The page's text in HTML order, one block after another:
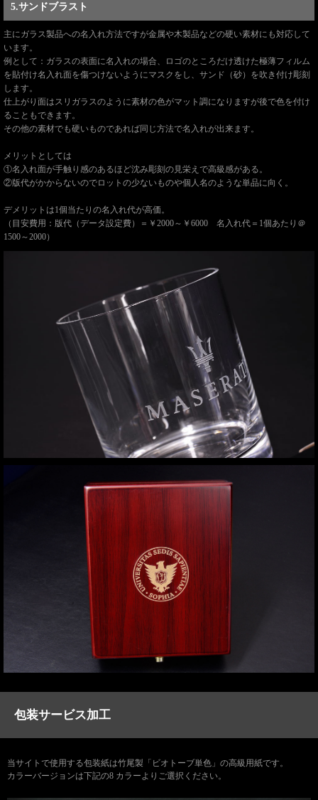
5.サンドブラスト
主にガラス製品への名入れ方法ですが金属や木製品などの硬い素材にも対応して
います。
例として：ガラスの表面に名入れの場合、ロゴのところだけ透けた極薄フィルム
を貼付け名入れ面を傷つけないようにマスクをし、サンド（砂）を吹き付け彫刻
します。
仕上がり面はスリガラスのように素材の色がマット調になりますが後で色を付け
ることもできます。
その他の素材でも硬いものであれば同じ方法で名入れが出来ます。
メリットとしては
①名入れ面が手触り感のあるほど沈み彫刻の見栄えで高級感がある。
②版代がかからないのでロットの少ないものや個人名のような単品に向く。
デメリットは1個当たりの名入れ代が高価。
（目安費用：版代（データ設定費）＝￥2000～￥6000 名入れ代＝1個あたり＠
1500～2000）
包装サービス加工
当サイトで使用する包装紙は竹尾製「ビオトーブ単色」の高級用紙です。
カラーバージョンは下記の8 カラーよりご選択ください。